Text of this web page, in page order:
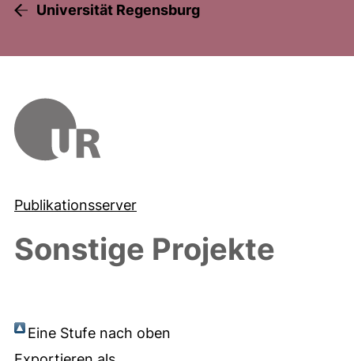
Universität Regensburg
Publikationsserver
Sonstige Projekte
Eine Stufe nach oben